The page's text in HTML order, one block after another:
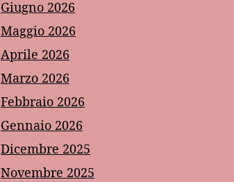
Giugno 2026
Maggio 2026
Aprile 2026
Marzo 2026
Febbraio 2026
Gennaio 2026
Dicembre 2025
Novembre 2025